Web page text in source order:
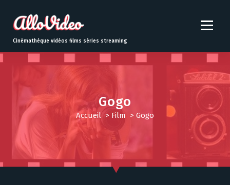
t
o
Cinémathèque vidéos films séries streaming
Gogo
Accueil> Film > Gogo